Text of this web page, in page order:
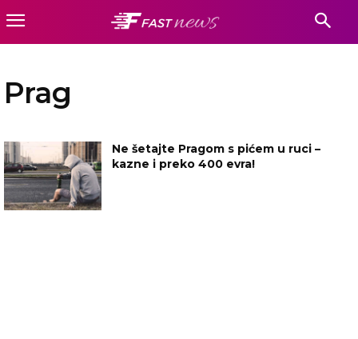
Prag
Ne šetajte Pragom s pićem u ruci –
kazne i preko 400 evra!